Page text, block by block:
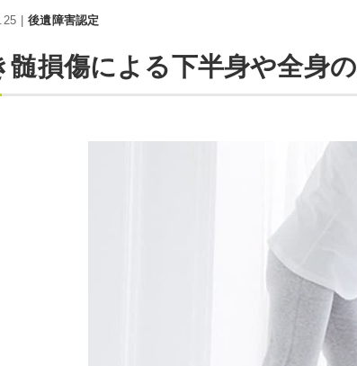
後遺障害認定
髄損傷による下半身や全身